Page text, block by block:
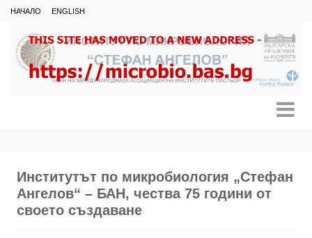
НАЧАЛО ENGLISH
Институтът по микробиология „Стефан
Ангелов“ – БАН, чества 75 години от
своето създаване